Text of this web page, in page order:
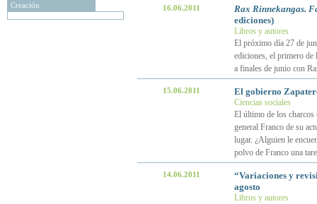
Creación 16.06.2011
Rax Rinnekangas.
ediciones)
Libros y autores
El próximo día 27 de
ediciones, el primero de
a finales de junio con
15.06.2011 El gobierno
Ciencias sociales
El último de los charcos
general Franco de su
lugar. ¿Alguien le
polvo de Franco una
14.06.2011
“Variaciones y
agosto
Libros y autores